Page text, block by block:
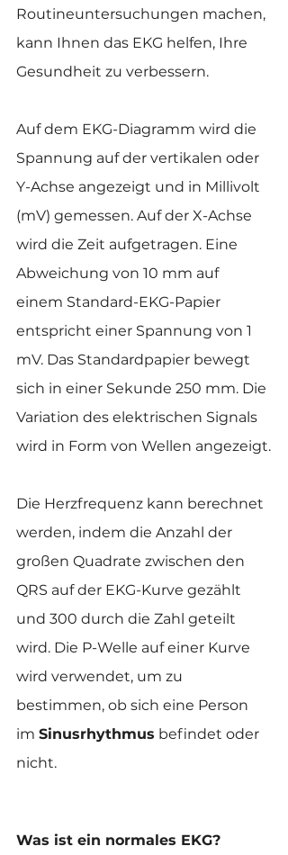
Routineuntersuchungen machen,
kann Ihnen das EKG helfen, Ihre
Gesundheit zu verbessern.
Auf dem EKG-Diagramm wird die
Spannung auf der vertikalen oder
Y-Achse angezeigt und in Millivolt
(mV) gemessen. Auf der X-Achse
wird die Zeit aufgetragen. Eine
Abweichung von 10 mm auf
einem Standard-EKG-Papier
entspricht einer Spannung von 1
mV. Das Standardpapier bewegt
sich in einer Sekunde 250 mm. Die
Variation des elektrischen Signals
wird in Form von Wellen angezeigt.
Die Herzfrequenz kann berechnet
werden, indem die Anzahl der
großen Quadrate zwischen den
QRS auf der EKG-Kurve gezählt
und 300 durch die Zahl geteilt
wird. Die P-Welle auf einer Kurve
wird verwendet, um zu
bestimmen, ob sich eine Person
im Sinusrhythmus befindet oder
nicht.
Was ist ein normales EKG?